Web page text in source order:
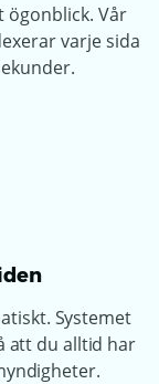
ögonblick. Vår
varje sida
Systemet
att du alltid har